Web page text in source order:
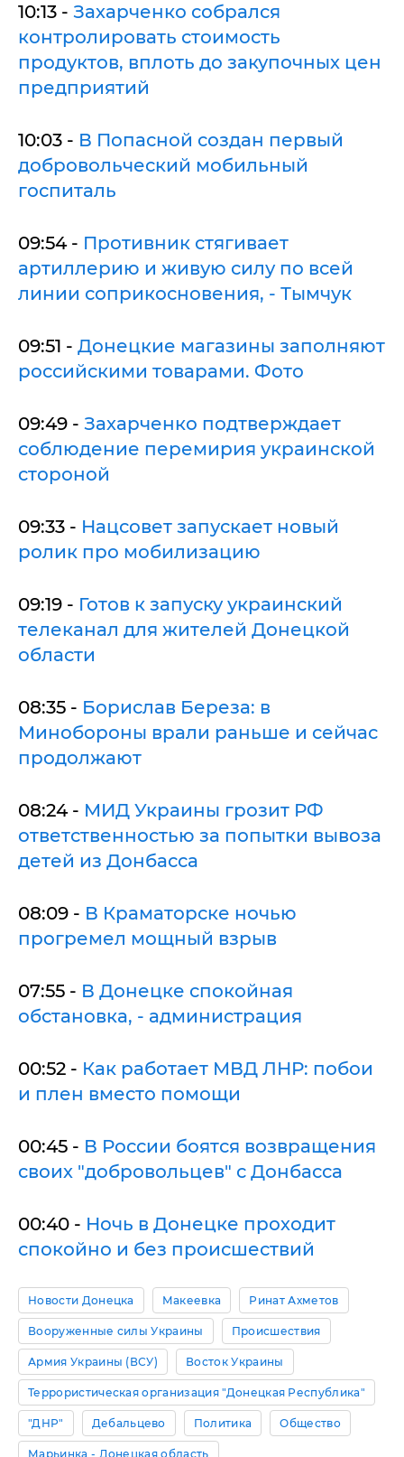
10:13 - Захарченко собрался
контролировать стоимость
продуктов, вплоть до закупочных цен
предприятий
10:03 - В Попасной создан первый
добровольческий мобильный
госпиталь
09:54 - Противник стягивает
артиллерию и живую силу по всей
линии соприкосновения, - Тымчук
09:51 - Донецкие магазины заполняют
российскими товарами. Фото
09:49 - Захарченко подтверждает
соблюдение перемирия украинской
стороной
09:33 - Нацсовет запускает новый
ролик про мобилизацию
09:19 - Готов к запуску украинский
телеканал для жителей Донецкой
области
08:35 - Борислав Береза: в
Минобороны врали раньше и сейчас
продолжают
08:24 - МИД Украины грозит РФ
ответственностью за попытки вывоза
детей из Донбасса
08:09 - В Краматорске ночью
прогремел мощный взрыв
07:55 - В Донецке спокойная
обстановка, - администрация
00:52 - Как работает МВД ЛНР: побои
и плен вместо помощи
00:45 - В России боятся возвращения
своих "добровольцев" с Донбасса
00:40 - Ночь в Донецке проходит
спокойно и без происшествий
Новости Донецка Макеевка Ринат Ахметов
Вооруженные силы Украины Происшествия
Армия Украины (ВСУ) Восток Украины
Террористическая организация "Донецкая Республика"
"ДНР" Дебальцево Политика Общество
Марьинка - Донецкая область